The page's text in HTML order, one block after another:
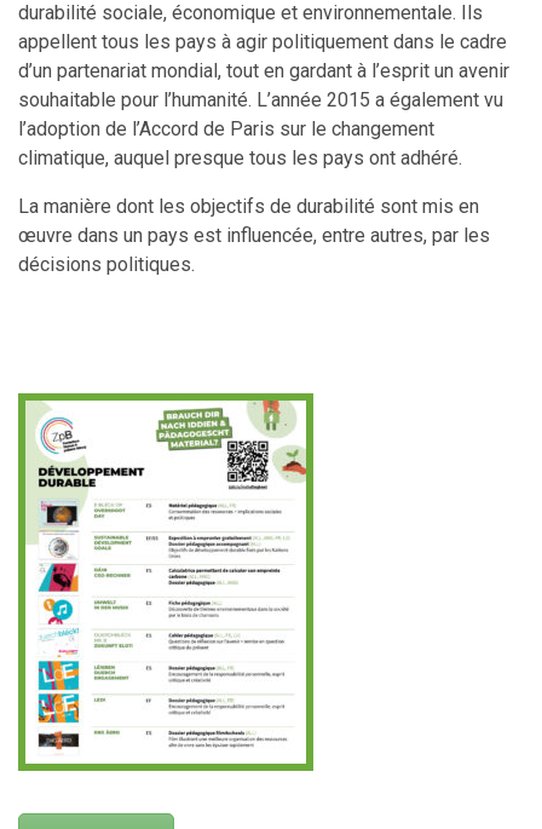
durabilité sociale, économique et environnementale. Ils
appellent tous les pays à agir politiquement dans le cadre
d’un partenariat mondial, tout en gardant à l’esprit un avenir
souhaitable pour l’humanité. L’année 2015 a également vu
l’adoption de l’Accord de Paris sur le changement
climatique, auquel presque tous les pays ont adhéré.
La manière dont les objectifs de durabilité sont mis en
œuvre dans un pays est influencée, entre autres, par les
décisions politiques.